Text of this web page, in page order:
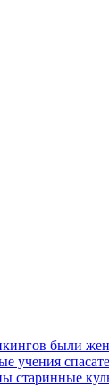
были
учения
старинные